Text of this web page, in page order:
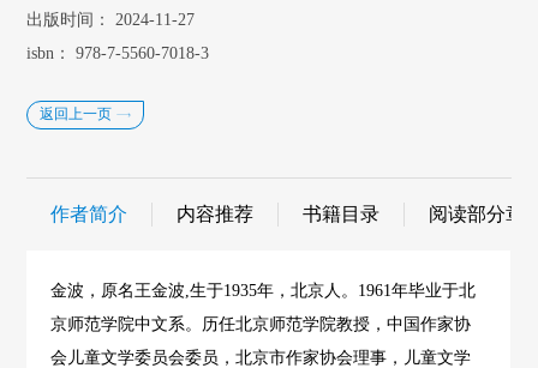
出版时间：
2024-11-27
isbn：
978-7-5560-7018-3
返回上一页
作者简介 内容推荐 书籍目录 阅读部分章
金波，原名王金波,生于1935年，北京人。1961年毕业于北
京师范学院中文系。历任北京师范学院教授，中国作家协
会儿童文学委员会委员，北京市作家协会理事，儿童文学